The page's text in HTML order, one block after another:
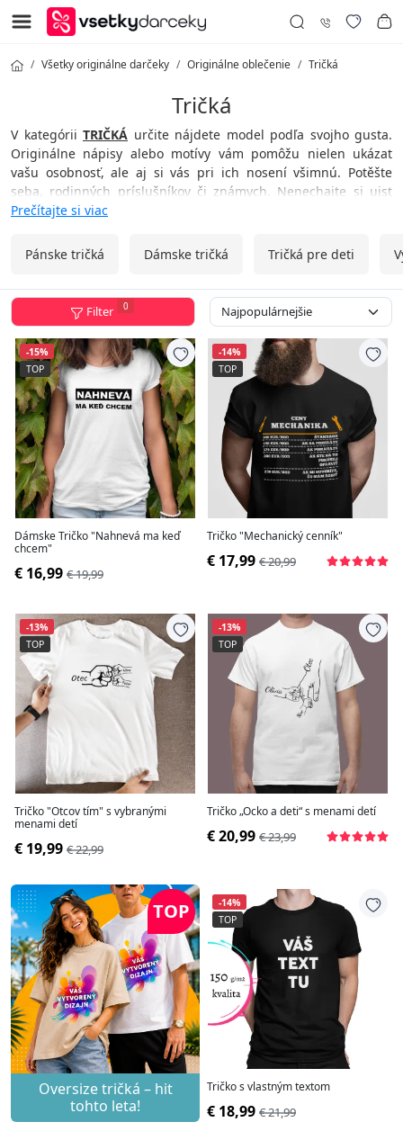
Všetky originálne darčeky Originálne oblečenie Tričká
Tričká
V kategórii TRIČKÁ určite nájdete model podľa svojho gusta.
Originálne nápisy alebo motívy vám pomôžu nielen ukázať
vašu osobnosť, ale aj si vás pri ich nosení všimnú. Potěšte
seba, rodinných príslušníkov či známych. Nenechajte si ujsť
príležitosť vybrať si vtipné tričko pre mužov alebo tričko pre
s nápisom alebo obrázkom, ktorý si vyberiete.
Vsetkydarceky.sk môžu smelo prehlásiť: Od teraz už nemáte
Prečítajte si viac
Pánske tričká Dámske tričká Tričká pre deti
Filter 0
-15%
TOP
Dámske Tričko "Nahnevá ma keď
chcem"
€ 16,99 € 19,99
-14%
TOP
Tričko "Mechanický cenník"
€ 17,99 € 20,99
-13%
TOP
Tričko "Otcov tím" s vybranými
menami detí
€ 19,99 € 22,99
-13%
TOP
Tričko „Ocko a deti“ s menami detí
€ 20,99 € 23,99
TOP
Oversize tričká – hit
tohto leta!
-14%
TOP
Tričko s vlastným textom
€ 18,99 € 21,99